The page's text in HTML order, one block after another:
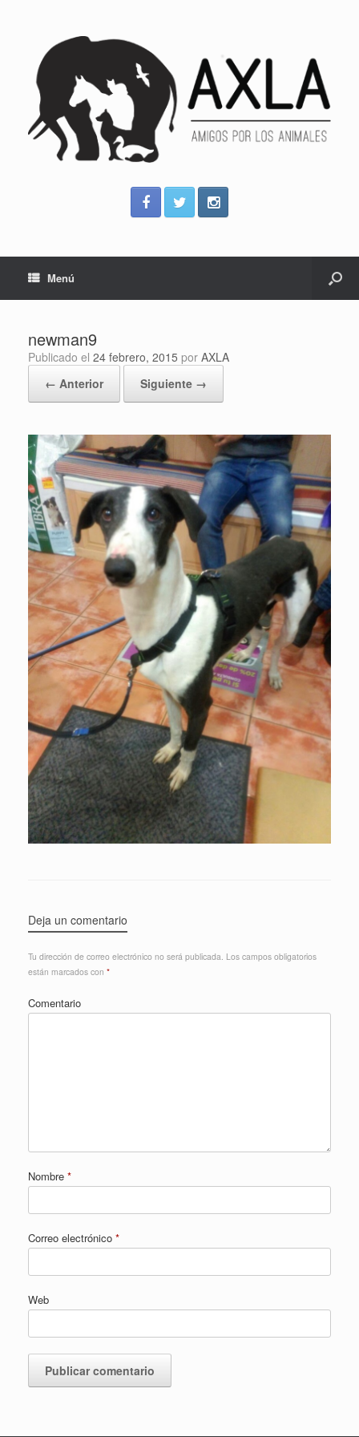
Menú
newman9
Publicado el 24 febrero, 2015 por AXLA
← Anterior
Siguiente →
Deja un comentario
Tu dirección de correo electrónico no será publicada. Los campos obligatorios
están marcados con *
Comentario
Nombre *
Correo electrónico *
Web